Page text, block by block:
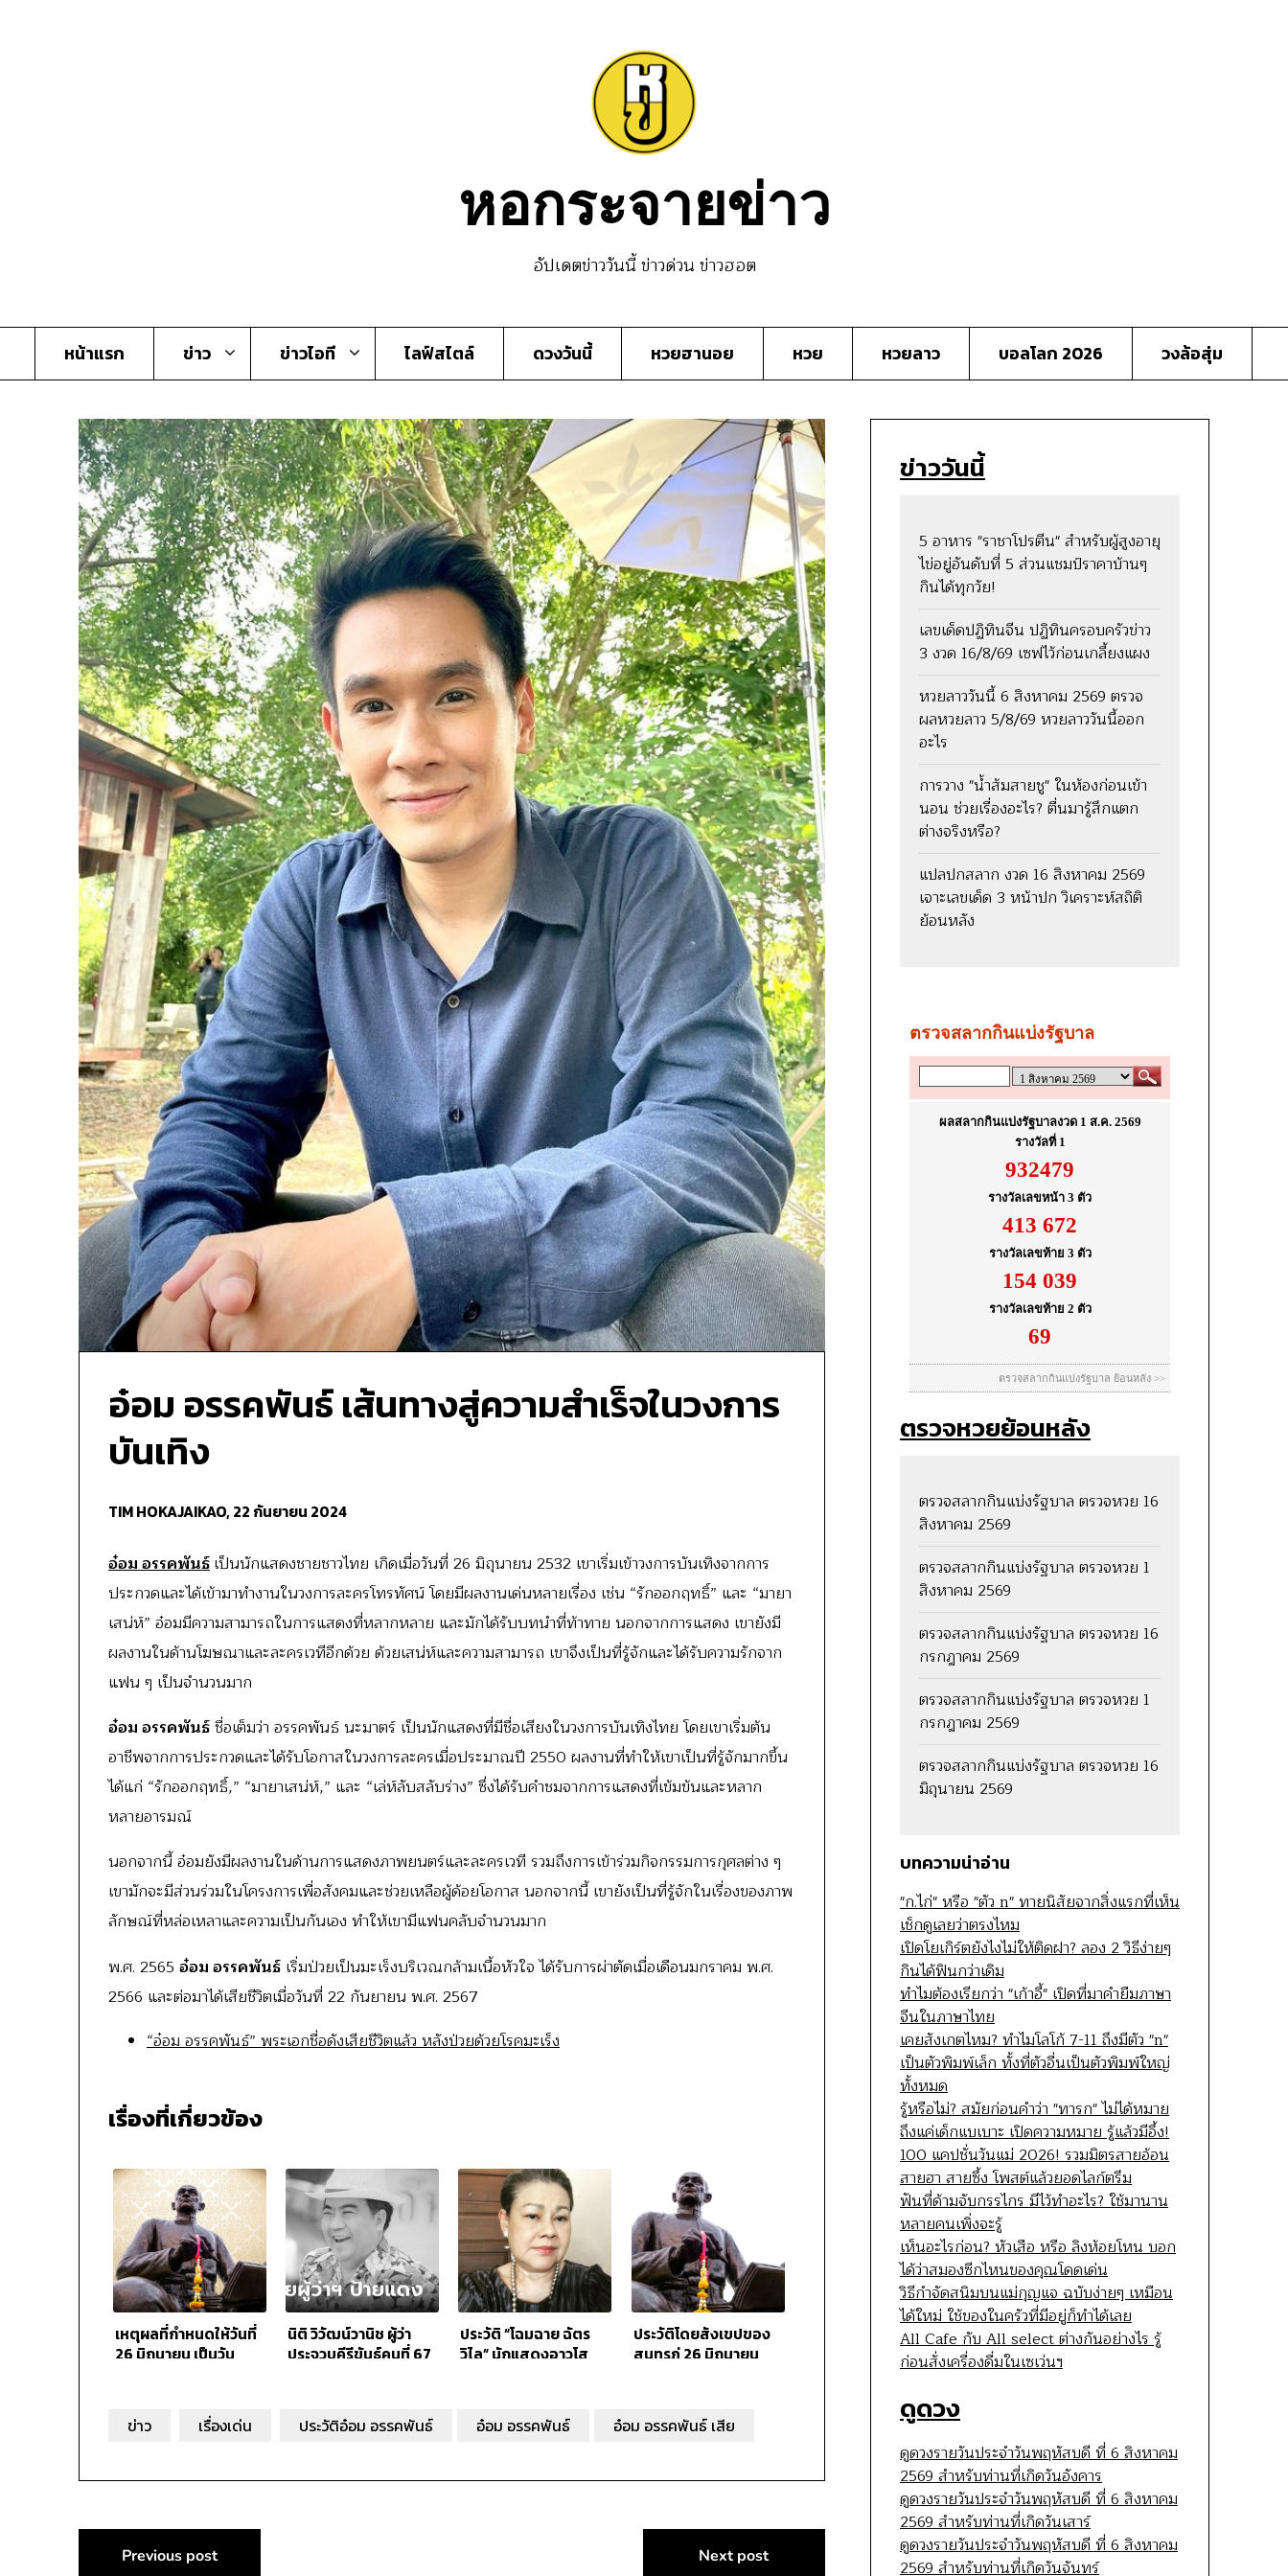
หอกระจายข่าว
อัปเดตข่าววันนี้ ข่าวด่วน ข่าวฮอต
หน้าแรก ข่าว ข่าวไอที ไลฟ์สไตล์ ดวงวันนี้ หวยฮานอย หวย หวยลาว บอลโลก 2026 วงล้อสุ่ม
อ๋อม อรรคพันธ์ เส้นทางสู่ความสำเร็จในวงการ
บันเทิง
TIM HOKAJAIKAO, 22 กันยายน 2024
อ๋อม อรรคพันธ์เป็นนักแสดงชายชาวไทย เกิดเมื่อวันที่ 26 มิถุนายน 2532 เขาเริ่มเข้าวงการบันเทิงจากการ
ประกวดและได้เข้ามาทำงานในวงการละครโทรทัศน์ โดยมีผลงานเด่นหลายเรื่อง เช่น “รักออกฤทธิ์” และ “มายา
เสน่ห์” อ๋อมมีความสามารถในการแสดงที่หลากหลาย และมักได้รับบทนำที่ท้าทาย นอกจากการแสดง เขายังมี
ผลงานในด้านโฆษณาและละครเวทีอีกด้วย ด้วยเสน่ห์และความสามารถ เขาจึงเป็นที่รู้จักและได้รับความรักจาก
แฟน ๆ เป็นจำนวนมาก
อ๋อม อรรคพันธ์ชื่อเต็มว่า อรรคพันธ์ นะมาตร์ เป็นนักแสดงที่มีชื่อเสียงในวงการบันเทิงไทย โดยเขาเริ่มต้น
อาชีพจากการประกวดและได้รับโอกาสในวงการละครเมื่อประมาณปี 2550 ผลงานที่ทำให้เขาเป็นที่รู้จักมากขึ้น
ได้แก่ “รักออกฤทธิ์,” “มายาเสน่ห์,” และ “เล่ห์ลับสลับร่าง” ซึ่งได้รับคำชมจากการแสดงที่เข้มข้นและหลาก
หลายอารมณ์
นอกจากนี้ อ๋อมยังมีผลงานในด้านการแสดงภาพยนตร์และละครเวที รวมถึงการเข้าร่วมกิจกรรมการกุศลต่าง ๆ
เขามักจะมีส่วนร่วมในโครงการเพื่อสังคมและช่วยเหลือผู้ด้อยโอกาส นอกจากนี้ เขายังเป็นที่รู้จักในเรื่องของภาพ
ลักษณ์ที่หล่อเหลาและความเป็นกันเอง ทำให้เขามีแฟนคลับจำนวนมาก
พ.ศ. 2565 อ๋อม อรรคพันธ์ เริ่มป่วยเป็นมะเร็งบริเวณกล้ามเนื้อหัวใจ ได้รับการผ่าตัดเมื่อเดือนมกราคม พ.ศ.
2566 และต่อมาได้เสียชีวิตเมื่อวันที่ 22 กันยายน พ.ศ. 2567
“อ๋อม อรรคพันธ์” พระเอกชื่อดังเสียชีวิตแล้ว หลังป่วยด้วยโรคมะเร็ง
เรื่องที่เกี่ยวข้อง
เหตุผลที่กำหนดให้วันที่
26 มิถุนายน เป็นวัน
นิติ วิวัฒน์วานิช ผู้ว่า
ประจวบคีรีขันธ์คนที่ 67
ประวัติ “โฉมฉาย ฉัตร
วิไล” นักแสดงอาวุโส
ประวัติโดยสังเขปของ
สุนทรภู่ 26 มิถุนายน
ข่าว เรื่องเด่น ประวัติอ๋อม อรรคพันธ์ อ๋อม อรรคพันธ์ อ๋อม อรรคพันธ์ เสีย
แนะแนว
Previous post Next post
ข่าววันนี้
5 อาหาร "ราชาโปรตีน" สำหรับผู้สูงอายุ
ไข่อยู่อันดับที่ 5 ส่วนแชมป์ราคาบ้านๆ
กินได้ทุกวัย!
เลขเด็ดปฏิทินจีน ปฏิทินครอบครัวข่าว
3 งวด 16/8/69 เซฟไว้ก่อนเกลี้ยงแผง
หวยลาววันนี้ 6 สิงหาคม 2569 ตรวจ
ผลหวยลาว 5/8/69 หวยลาววันนี้ออก
อะไร
การวาง "น้ำส้มสายชู" ในห้องก่อนเข้า
นอน ช่วยเรื่องอะไร? ตื่นมารู้สึกแตก
ต่างจริงหรือ?
แปลปกสลาก งวด 16 สิงหาคม 2569
เจาะเลขเด็ด 3 หน้าปก วิเคราะห์สถิติ
ย้อนหลัง
ตรวจหวยย้อนหลัง
ตรวจสลากกินแบ่งรัฐบาล ตรวจหวย 16
สิงหาคม 2569
ตรวจสลากกินแบ่งรัฐบาล ตรวจหวย 1
สิงหาคม 2569
ตรวจสลากกินแบ่งรัฐบาล ตรวจหวย 16
กรกฎาคม 2569
ตรวจสลากกินแบ่งรัฐบาล ตรวจหวย 1
กรกฎาคม 2569
ตรวจสลากกินแบ่งรัฐบาล ตรวจหวย 16
มิถุนายน 2569
บทความน่าอ่าน
"ก.ไก่" หรือ "ตัว n" ทายนิสัยจากสิ่งแรกที่เห็น
เช็กดูเลยว่าตรงไหม
เปิดโยเกิร์ตยังไงไม่ให้ติดฝา? ลอง 2 วิธีง่ายๆ
กินได้ฟินกว่าเดิม
ทำไมต้องเรียกว่า "เก้าอี้" เปิดที่มาคำยืมภาษา
จีนในภาษาไทย
เคยสังเกตไหม? ทำไมโลโก้ 7-11 ถึงมีตัว "n"
เป็นตัวพิมพ์เล็ก ทั้งที่ตัวอื่นเป็นตัวพิมพ์ใหญ่
ทั้งหมด
รู้หรือไม่? สมัยก่อนคำว่า "ทารก" ไม่ได้หมาย
ถึงแค่เด็กแบเบาะ เปิดความหมาย รู้แล้วมีอึ้ง!
100 แคปชั่นวันแม่ 2026! รวมมิตรสายอ้อน
สายฮา สายซึ้ง โพสต์แล้วยอดไลก์ตรึม
ฟันที่ด้ามจับกรรไกร มีไว้ทำอะไร? ใช้มานาน
หลายคนเพิ่งจะรู้
เห็นอะไรก่อน? หัวเสือ หรือ ลิงห้อยโหน บอก
ได้ว่าสมองซีกไหนของคุณโดดเด่น
วิธีกำจัดสนิมบนแม่กุญแจ ฉบับง่ายๆ เหมือน
ได้ใหม่ ใช้ของในครัวที่มีอยู่ก็ทำได้เลย
All Cafe กับ All select ต่างกันอย่างไร รู้
ก่อนสั่งเครื่องดื่มในเซเว่นฯ
ดูดวง
ดูดวงรายวันประจำวันพฤหัสบดี ที่ 6 สิงหาคม
2569 สำหรับท่านที่เกิดวันอังคาร
ดูดวงรายวันประจำวันพฤหัสบดี ที่ 6 สิงหาคม
2569 สำหรับท่านที่เกิดวันเสาร์
ดูดวงรายวันประจำวันพฤหัสบดี ที่ 6 สิงหาคม
2569 สำหรับท่านที่เกิดวันจันทร์